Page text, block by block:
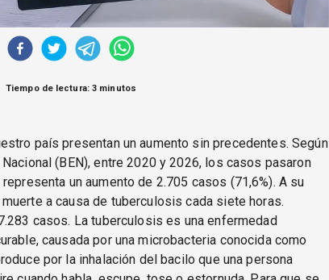
Tiempo de lectura: 3 minutos
país presentan un aumento sin precedentes. Según
(BEN), entre 2020 y 2026, los casos pasaron
un aumento de 2.705 casos (71,6%). A su
a causa de tuberculosis cada siete horas.
casos. La tuberculosis es una enfermedad
causada por una microbacteria conocida como
por la inhalación del bacilo que una persona